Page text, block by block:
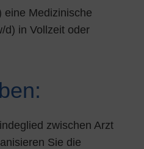
eine Medizinische
d) in Vollzeit oder
zwischen Arzt
Sie die